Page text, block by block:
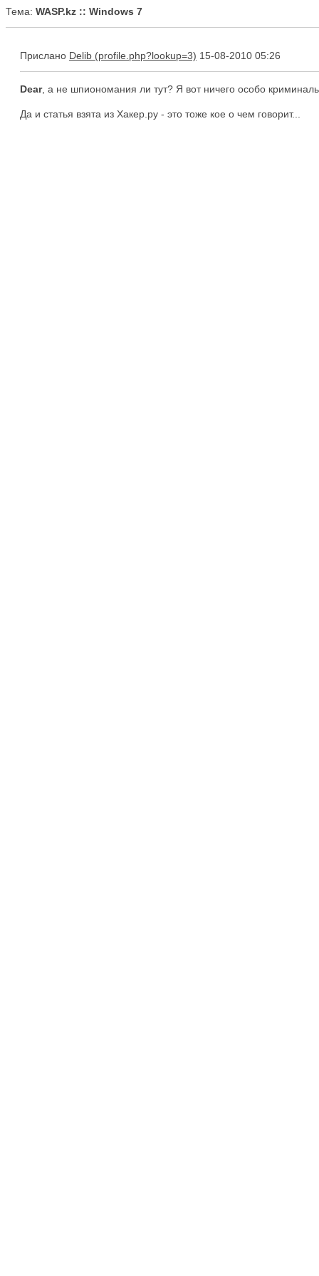
Тема: WASP.kz :: Windows 7
Прислано Delib 15-08-2010 05:26
Dear, а не шпиономания ли тут? Я вот ничего особо
Да и статья взята из Хакер.ру - это тоже кое о чем говорит...